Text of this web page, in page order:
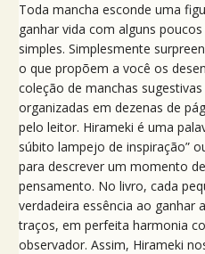
Toda mancha esconde uma
ganhar vida com alguns
simples. Simplesmente
o que propõem a você os
coleção de manchas
organizadas em dezenas de
pelo leitor. Hirameki é uma
súbito lampejo de inspiração”
para descrever um momento
pensamento. No livro, cada
verdadeira essência ao ganhar
traços, em perfeita harmonia
observador. Assim, Hirameki